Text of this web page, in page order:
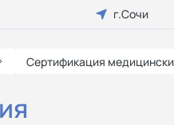
г.Сочи
Сертификация